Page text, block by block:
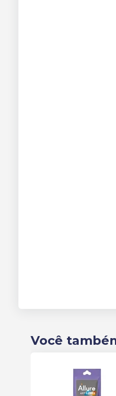
Você